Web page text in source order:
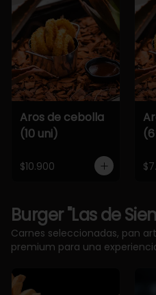
Aros de cebolla
(10 uni)
$10.900
Burger "Las de
Carnes seleccionadas, pan
premium para una